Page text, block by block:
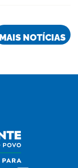
MAIS NOTÍCIAS